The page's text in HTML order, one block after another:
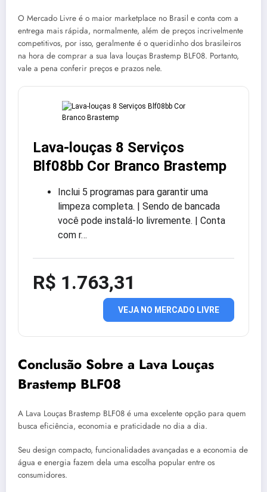
O Mercado Livre é o maior marketplace no Brasil e conta com a
entrega mais rápida, normalmente, além de preços incrivelmente
competitivos, por isso, geralmente é o queridinho dos brasileiros
na hora de comprar a sua lava louças Brastemp BLF08. Portanto,
vale a pena conferir preços e prazos nele.
Lava-louças 8 Serviços
Blf08bb Cor Branco Brastemp
Inclui 5 programas para garantir uma
limpeza completa. | Sendo de bancada
você pode instalá-lo livremente. | Conta
com r…
R$ 1.763,31
VEJA NO MERCADO LIVRE
Conclusão Sobre a Lava Louças
Brastemp BLF08
A Lava Louças Brastemp BLF08 é uma excelente opção para quem
busca eficiência, economia e praticidade no dia a dia.
Seu design compacto, funcionalidades avançadas e a economia de
água e energia fazem dela uma escolha popular entre os
consumidores.